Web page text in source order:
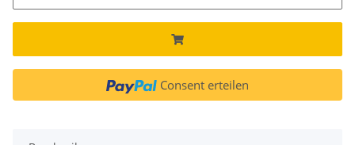
Consent erteilen